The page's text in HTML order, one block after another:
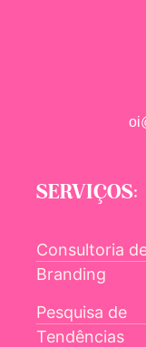
SERVIÇOS:
Consultoria
Branding
Pesquisa de
Tendências